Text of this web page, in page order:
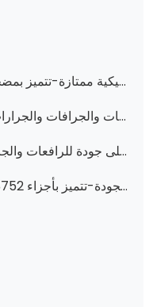
عزّز أداء الجرافة والجرار بمضخات هيدروليكية ممتازة-تتميز بمضخات 705-12-43030 و 1666726M91 و 705-41-02310 والمزيد!
مضخات هيدروليكية عالية الأداء ومضخات تروس للرافعات والجرافات والجرارات وغيرها-ابحث عن أفضل ما لديك!
مضخات وقطع غيار التروس الهيدروليكية الأساسية لآلات البناء: أعلى جودة للرافعات والجرافات وآلات الصعود-تتميز بميزة 11C0026 و 705-14-41040 و 7S4629 والمزيد من شركة تشانجي وهواوي
عزز أداء آلات البناء الخاصة بك بأجزاء هيدروليكية عالية الجودة-تتميز بأجزاء 1198752 و 2741512 و 119-8474 و 23b-6211501 و 6C0570 و 51330518 و 1198748 و 333/G5393 و 705-95-07269 و 400910-00419 و 6677729 و 705-61-2